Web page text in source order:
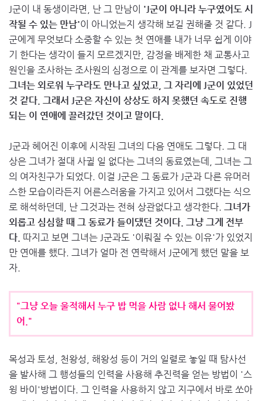
J군이 내 동생이라면, 난 그 만남이 'J군이 아니라 누구였어도 시
작될 수 있는 만남'이 아니었는지 생각해 보길 권해줄 것 같다. J
군에게 무엇보다 소중할 수 있는 첫 연애를 내가 너무 쉽게 이야
기 한다는 생각이 들지 모르겠지만, 감정을 배제한 채 교통사고
원인을 조사하는 조사원의 심정으로 이 관계를 보자면 그렇다.
그녀는 외로워 누구라도 만나고 싶었고, 그 자리에 J군이 있었던
것 같다. 그래서 J군은 자신이 상상도 하지 못했던 속도로 진행
되는 이 연애에 끌려갔던 것이고 말이다.
J군과 헤어진 이후에 시작된 그녀의 다음 연애도 그렇다. 그 대
상은 그녀가 절대 사귈 일 없다는 그녀의 동료였는데, 그녀는 그
의 여자친구가 되었다. 이걸 J군은 그 동료가 J군과 다른 유머러
스한 모습이라든지 어른스러움을 가지고 있어서 그랬다는 식으
로 해석하던데, 난 그것과는 전혀 상관없다고 생각한다. 그녀가
외롭고 심심할 때 그 동료가 들이댔던 것이다. 그냥 그게 전부
다. 따지고 보면 그녀는 J군과도 '이뤄질 수 있는 이유'가 있었지
만 연애를 했다. 그녀가 얼마 전 연락해서 J군에게 했던 말을 보
자.
"그냥 오늘 울적해서 누구 밥 먹을 사람 없나 해서 물어봤
어."
목성과 토성, 천왕성, 해왕성 등이 거의 일렬로 놓일 때 탐사선
을 발사해 그 행성들의 인력을 사용해 추진력을 얻는 방법이 '스
윙 바이'방법이다. 그 인력을 사용하지 않고 지구에서 바로 쏘아